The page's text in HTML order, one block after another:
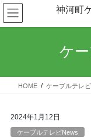
コ
ン
テ
ス
ナ
ビ
ゲ
ン
神河町
ケ
HOME ケーブルテレ
2024年1月12日
ケーブルテレビNews